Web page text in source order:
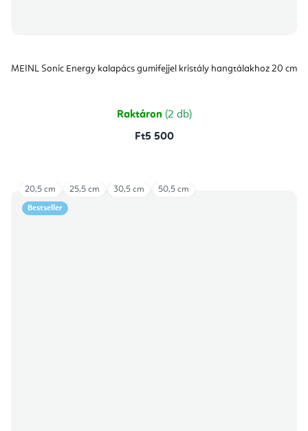
MEINL Sonic Energy kalapács gumifejjel kristály hangtálakhoz 20 cm
Raktáron (2 db)
Ft5 500
Bestseller
20,5 cm 25,5 cm 30,5 cm 50,5 cm